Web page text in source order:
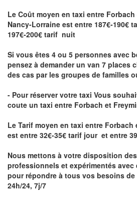
Le Coût moyen en taxi entre
Nancy-Lorraine est entre 187€-190€
197€-200€ tarif nuit
Si vous êtes 4 ou 5 personnes avec
pensez à demander un van 7 places
des cas par les groupes de familles
- Pour réserver votre taxi Vous
coute un taxi entre Forbach et
Le Tarif moyen en taxi entre Forbach
est entre 32€-35€ tarif jour et entre
Nous mettons à votre disposition
professionnels et expérimentés avec
pour répondre à tous vos besoins
24h/24, 7j/7